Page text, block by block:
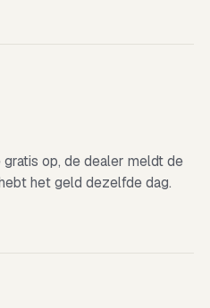
op, de dealer meldt de
het geld dezelfde dag.